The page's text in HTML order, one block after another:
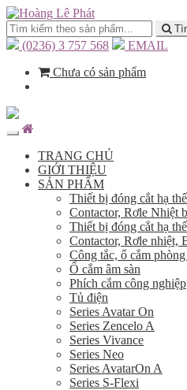
(0236) 3 757 568
EMAIL
Chưa có sản phẩm
TRANG CHỦ
GIỚI THIỆU
SẢN PHẨM
Thiết bị đóng cắt hạ
Contactor, Rơle Nhiệt
Thiết bị đóng cắt hạ
Contactor, Rơle nhiệt,
Công tắc, ổ cắm
Ổ cắm âm sàn
Phích cắm công nghiệp
Tủ điện
Series Avatar On
Series Zencelo A
Series Vivance
Series Neo
Series AvatarOn A
Series S-Flexi